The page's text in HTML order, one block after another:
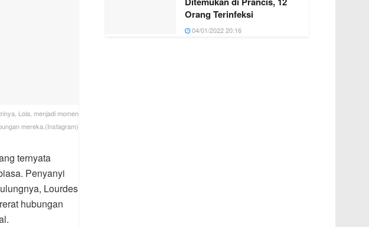
Lola, menjadi momen
mereka.(Instagram)
ternyata
Penyanyi
Lourdes
hubungan
Orang Terinfeksi
04/01/2022 20:16